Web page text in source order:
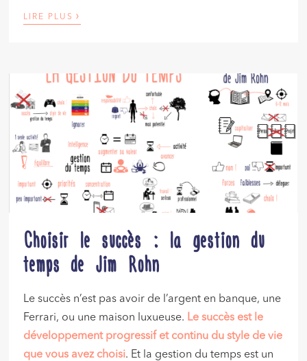
LIRE PLUS ›
Choisir le succès : la gestion du
temps de Jim Rohn
Le succès n’est pas avoir de l’argent en banque, une
Ferrari, ou une maison luxueuse. Le succès est le
développement progressif et continu du style de vie
que vous avez choisi. Et la gestion du temps est un